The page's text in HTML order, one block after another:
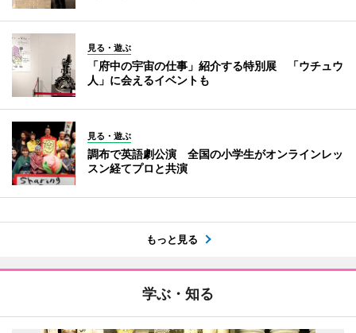
見る・遊ぶ
「府中の宇宙の仕事」紹介する特別展 「ウチュウ
人」に会えるイベントも
見る・遊ぶ
調布で英語劇公演 全国の小学生がオンラインレッ
スン経てプロと共演
もっと見る
学ぶ・知る